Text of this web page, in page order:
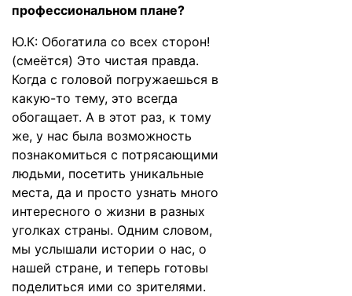
профессиональном плане?
Ю.К: Обогатила со всех сторон!
(смеётся) Это чистая правда.
Когда с головой погружаешься в
какую-то тему, это всегда
обогащает. А в этот раз, к тому
же, у нас была возможность
познакомиться с потрясающими
людьми, посетить уникальные
места, да и просто узнать много
интересного о жизни в разных
уголках страны. Одним словом,
мы услышали истории о нас, о
нашей стране, и теперь готовы
поделиться ими со зрителями.